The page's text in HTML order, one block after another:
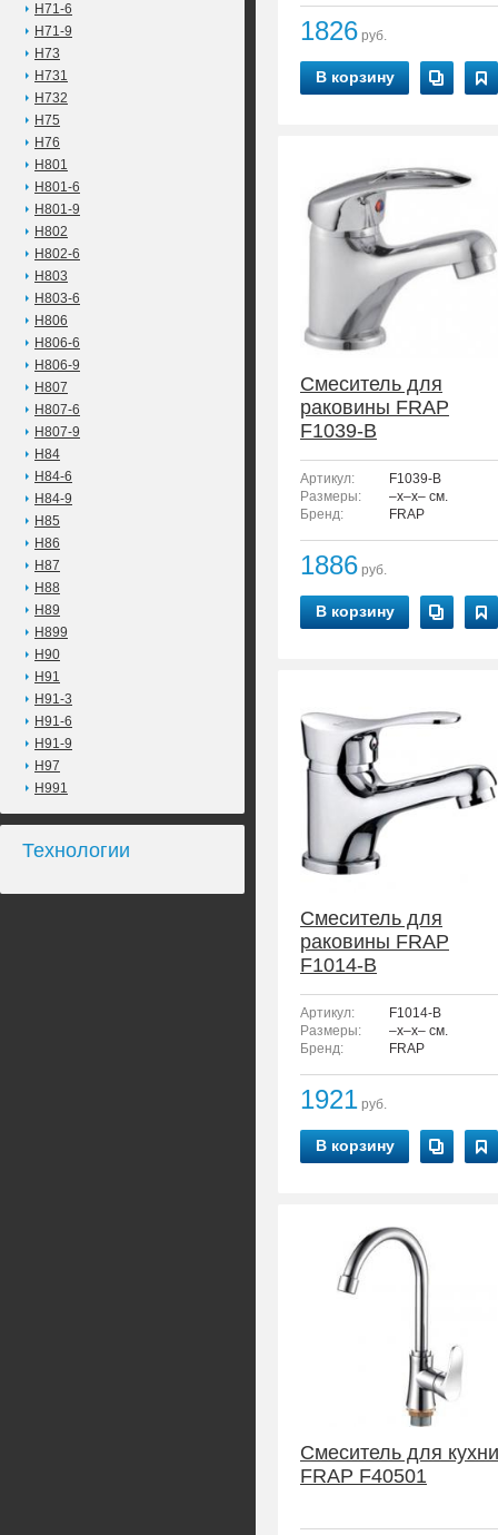
H71-6
H71-9
H73
H731
H732
H75
H76
H801
H801-6
H801-9
H802
H802-6
H803
H803-6
H806
H806-6
H806-9
H807
H807-6
H807-9
H84
H84-6
H84-9
H85
H86
H87
H88
H89
H899
H90
H91
H91-3
H91-6
H91-9
H97
H991
Технологии
1826 руб.
В корзину
Смеситель для
раковины FRAP
F1039-B
Артикул:
F1039-B
Размеры:
–x–x– см.
Бренд:
FRAP
1886 руб.
В корзину
Смеситель для
раковины FRAP
F1014-B
Артикул:
F1014-B
Размеры:
–x–x– см.
Бренд:
FRAP
1921 руб.
В корзину
Смеситель для кухни
FRAP F40501